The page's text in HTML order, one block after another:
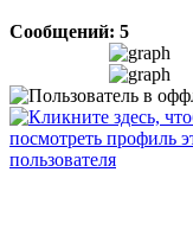
Сообщений: 5